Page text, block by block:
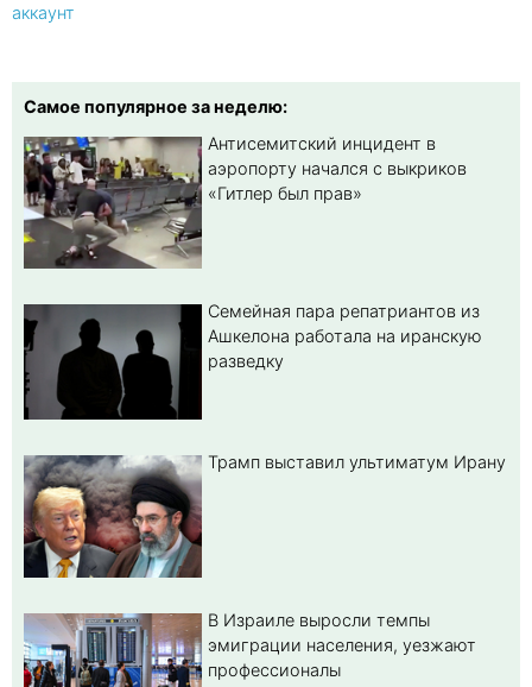
аккаунт
Самое популярное за неделю:
Антисемитский инцидент в
аэропорту начался с выкриков
«Гитлер был прав»
Семейная пара репатриантов из
Ашкелона работала на иранскую
разведку
Трамп выставил ультиматум Ирану
В Израиле выросли темпы
эмиграции населения, уезжают
профессионалы